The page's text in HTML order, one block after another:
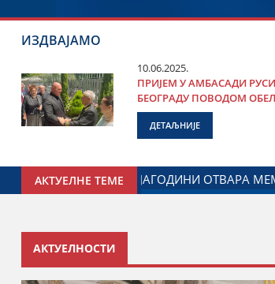
ИЗДВАЈАМО
10.06.2025.
ПРИЈЕМ У АМБАСАДИ
БЕОГРАДУ ПОВОДОМ
ДЕТАЉНИЈЕ
АКТУЕЛНЕ ТЕМЕ
МИЛИЋЕВИЋ У ЈАГОДИНИ:
АКТУЕЛНОСТИ